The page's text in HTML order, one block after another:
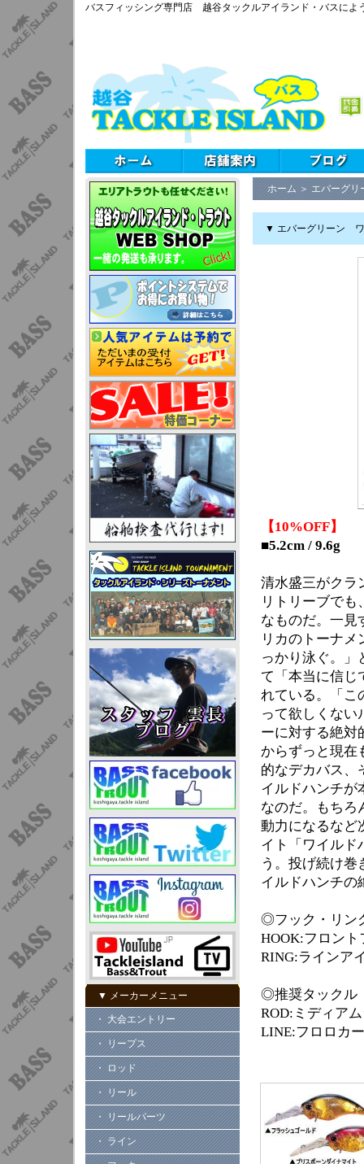
バスフィッシング専門店 越谷タックルアイランド・バスによ
▼ メーカーメニュー
・ 大会エントリー
・ リープス
・ ロッド
・ リール
・ リールパーツ
・ ライン
ホーム ＞ エバーグリ
▼ エバーグリーン
【10%OFF】
■5.2cm / 9.6g
清水盛三がクラ
リトリーブで
なものだ。一見
リカのトーナ
っかり泳ぐ。」
て「本当に信じ
れている。「こ
って欲しくない
ーに対する絶対
からずっと現在
的なデカバス、
イルドハンチが
なのだ。もちろ
動力になるなど
イト「ワイルド
う。投げ続け
イルドハンチの
◎フック・リン
HOOK:フロン
RING:ラインア
◎推奨タックル
ROD:ミディア
LINE:フロロカ